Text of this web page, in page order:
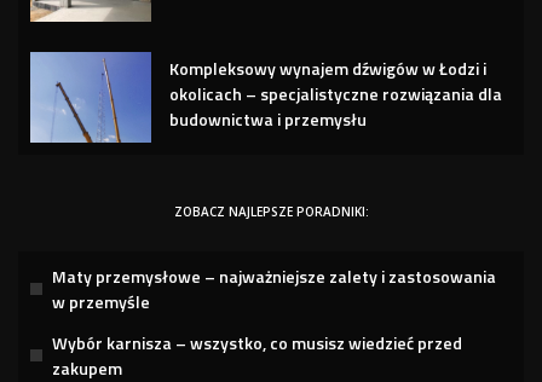
Kompleksowy wynajem dźwigów w Łodzi i
okolicach – specjalistyczne rozwiązania dla
budownictwa i przemysłu
ZOBACZ NAJLEPSZE PORADNIKI:
Maty przemysłowe – najważniejsze zalety i zastosowania
w przemyśle
Wybór karnisza – wszystko, co musisz wiedzieć przed
zakupem